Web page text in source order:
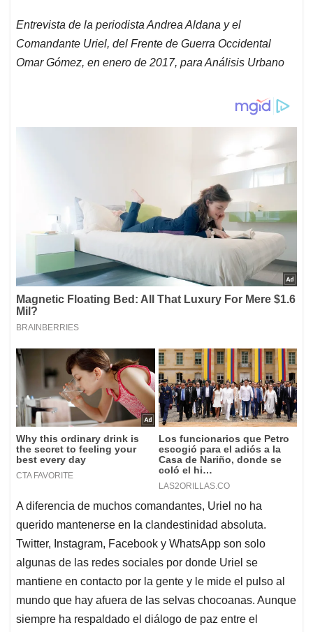
Entrevista de la periodista Andrea Aldana y el
Comandante Uriel, del Frente de Guerra Occidental
Omar Gómez, en enero de 2017, para Análisis Urbano
A diferencia de muchos comandantes, Uriel no ha
querido mantenerse en la clandestinidad absoluta.
Twitter, Instagram, Facebook y WhatsApp son solo
algunas de las redes sociales por donde Uriel se
mantiene en contacto por la gente y le mide el pulso al
mundo que hay afuera de las selvas chocoanas. Aunque
siempre ha respaldado el diálogo de paz entre el